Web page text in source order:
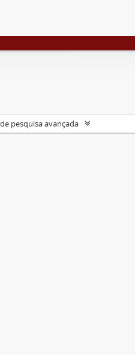
pesquisa avançada